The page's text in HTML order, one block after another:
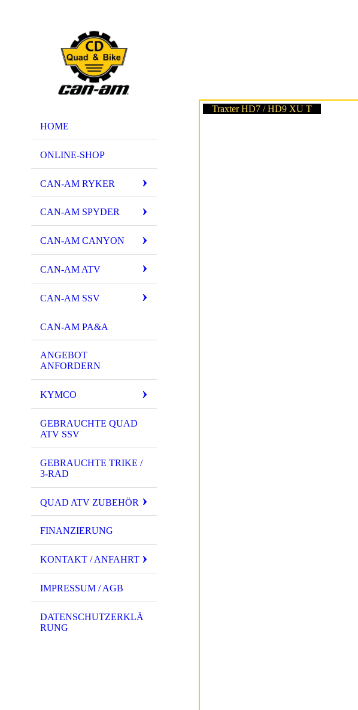
HOME
ONLINE-SHOP
CAN-AM RYKER
CAN-AM SPYDER
CAN-AM CANYON
CAN-AM ATV
CAN-AM SSV
CAN-AM PA&A
ANGEBOT
ANFORDERN
KYMCO
GEBRAUCHTE QUAD
ATV SSV
GEBRAUCHTE TRIKE /
3-RAD
QUAD ATV ZUBEHÖR
FINANZIERUNG
KONTAKT / ANFAHRT
IMPRESSUM / AGB
DATENSCHUTZERKLÄ
RUNG
Traxter HD7 / HD9 XU T